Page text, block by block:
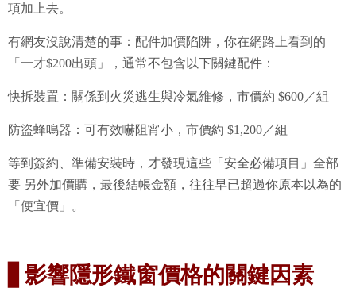
項加上去。
有網友沒說清楚的事：配件加價陷阱，你在網路上看到的
「一才$200出頭」，通常不包含以下關鍵配件：
快拆裝置：關係到火災逃生與冷氣維修，市價約 $600／組
防盜蜂鳴器：可有效嚇阻宵小，市價約 $1,200／組
等到簽約、準備安裝時，才發現這些「安全必備項目」全部
要 另外加價購，最後結帳金額，往往早已超過你原本以為的
「便宜價」。
影響隱形鐵窗價格的關鍵因素